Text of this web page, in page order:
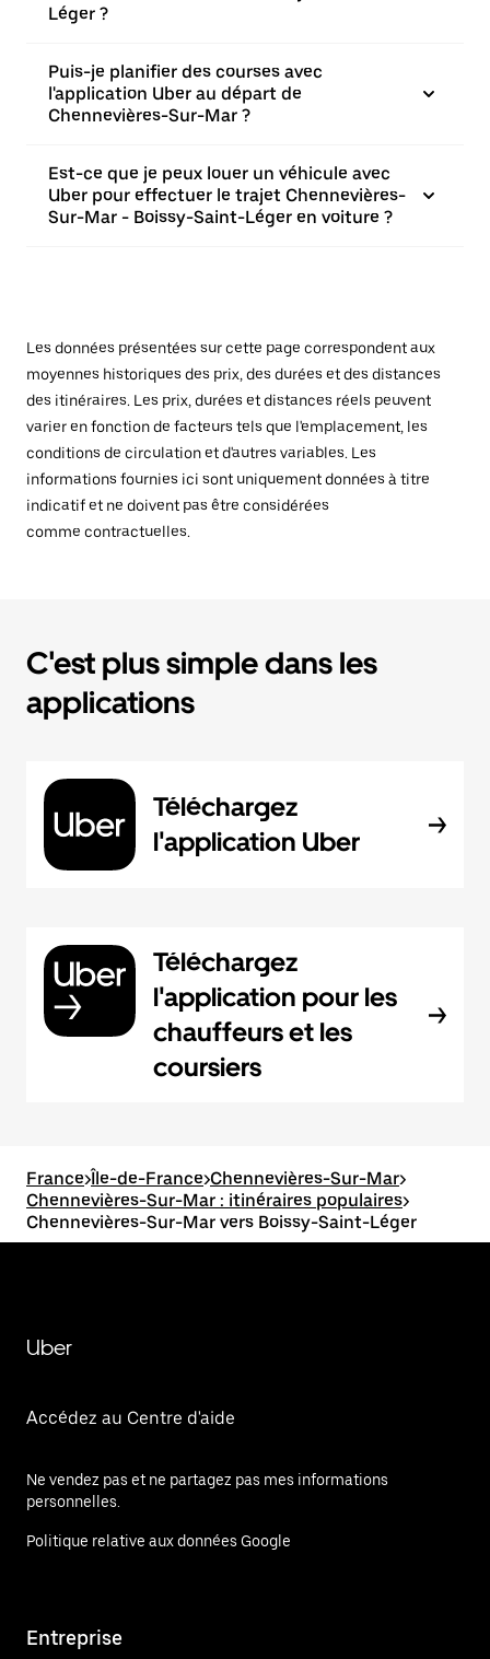
Léger ?
Puis-je planifier des courses avec
l'application Uber au départ de
Chennevières-Sur-Mar ?
Est-ce que je peux louer un véhicule avec
Uber pour effectuer le trajet Chennevières-
Sur-Mar - Boissy-Saint-Léger en voiture ?
Les données présentées sur cette page correspondent aux
moyennes historiques des prix, des durées et des distances
des itinéraires. Les prix, durées et distances réels peuvent
varier en fonction de facteurs tels que l'emplacement, les
conditions de circulation et d'autres variables. Les
informations fournies ici sont uniquement données à titre
indicatif et ne doivent pas être considérées
comme contractuelles.
C'est plus simple dans les
applications
Téléchargez
l'application Uber
Téléchargez
l'application pour les
chauffeurs et les
coursiers
France>Île-de-France>Chennevières-Sur-Mar>
Chennevières-Sur-Mar : itinéraires populaires>
Chennevières-Sur-Mar vers Boissy-Saint-Léger
Uber
Accédez au Centre d'aide
Ne vendez pas et ne partagez pas mes informations
personnelles.
Politique relative aux données Google
Entreprise